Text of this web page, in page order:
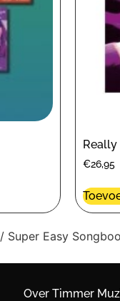
Really
€26,95
/ Super Easy
Over Timmer